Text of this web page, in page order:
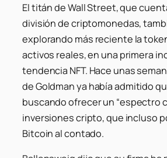
El titán de Wall Street, que
división de criptomonedas,
explorando más reciente la
activos reales, en una primera
tendencia NFT. Hace unas
de Goldman ya había admitido
buscando ofrecer un “espectro
inversiones cripto, que incluso
Bitcoin al contado.